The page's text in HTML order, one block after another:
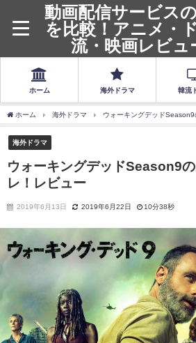
動画配信サービス
を比較！アニメ・
流・映画レビュ
ホーム 海外ドラマ 韓流
ホーム 海外ドラマ ウォーキングデッド
海外ドラマ
ウォーキングデッドSeason9
レ！レビュー
2019年6月13日 2019年6月22日 10分38秒